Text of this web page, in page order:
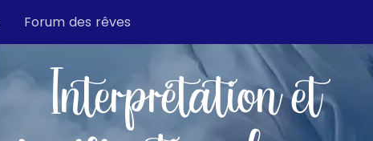
Forum des rêves
Interprétation et